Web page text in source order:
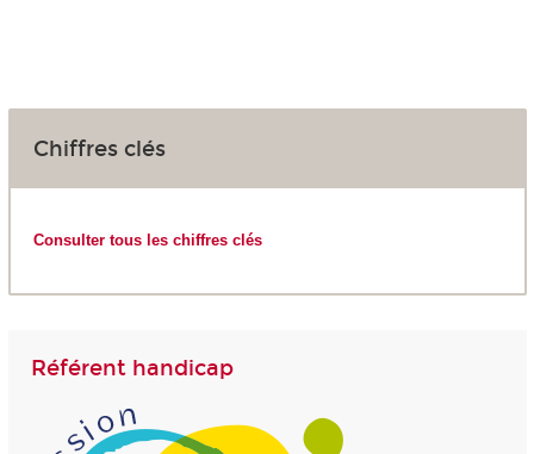
Chiffres clés
Consulter tous les chiffres clés
Référent handicap